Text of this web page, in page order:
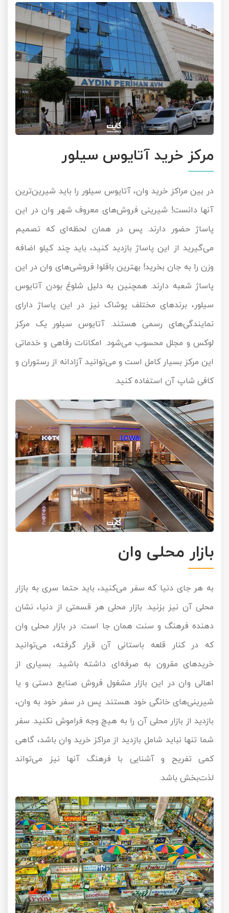
مرکز خرید آتایوس سیلور
در بین مراکز خرید وان، آتایوس سیلور را باید شیرین‌ترین
آنها دانست! شیرینی فروش‌های معروف شهر وان در این
پاساژ حضور دارند. پس در همان لحظه‌ای که تصمیم
می‌گیرید از این پاساژ بازدید کنید، باید چند کیلو اضافه
وزن را به جان بخرید! بهترین باقلوا فروشی‌های وان در این
پاساژ شعبه دارند. همچنین به دلیل شلوغ بودن آتایوس
سیلور، برند‌های مختلف پوشاک نیز در این پاساژ دارای
نمایندگی‌های رسمی هستند. آتایوس سیلور یک مرکز
لوکس و مجلل محسوب می‌شود. امکانات رفاهی و خدماتی
این مرکز بسیار کامل است و می‌توانید آزادانه از رستوران و
کافی شاپ آن استفاده کنید.
بازار محلی وان
به هر جای دنیا که سفر می‌کنید، باید حتما سری به بازار
محلی آن نیز بزنید. بازار محلی هر قسمتی از دنیا، نشان
دهنده فرهنگ و سنت همان جا است. در بازار محلی وان
که در کنار قلعه باستانی آن قرار گرفته، می‌توانید
خرید‌های مقرون به صرفه‌ای داشته باشید. بسیاری از
اهالی وان در این بازار مشغول فروش صنایع دستی و یا
شیرینی‌های خانگی خود هستند. پس در سفر خود به وان،
بازدید از بازار محلی آن را به هیچ وجه فراموش نکنید. سفر
شما تنها نباید شامل بازدید از مراکز خرید وان باشد، گاهی
کمی تفریح و آشنایی با فرهنگ آنها نیز می‌تواند
لذت‌بخش باشد.